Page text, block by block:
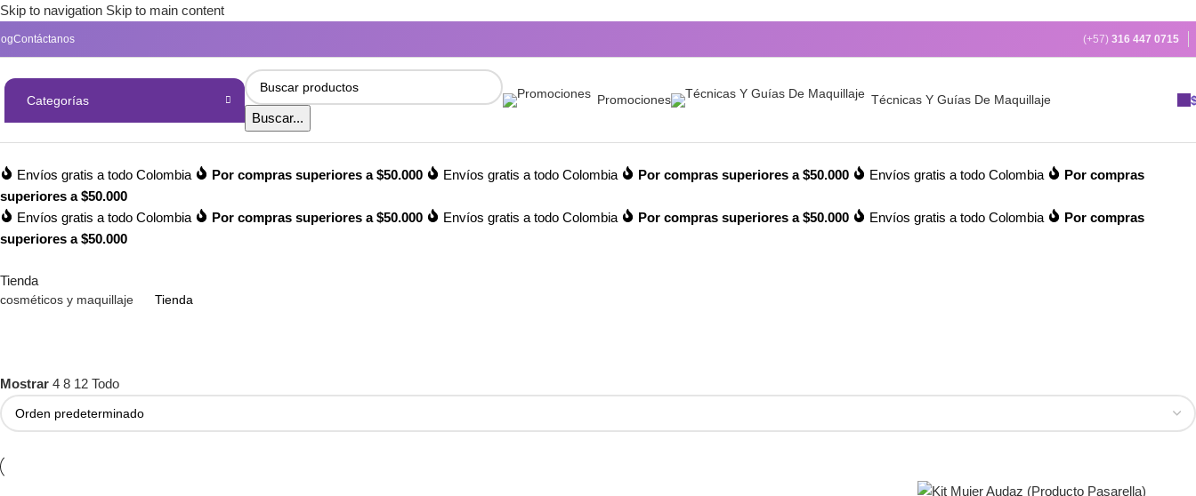
Skip to navigation Skip to main content
Contáctanos (+57) 316 447 0715
Categorías
Buscar...
Promociones Técnicas Y Guías De Maquillaje
Envíos gratis a todo Colombia Por compras superiores a $50.000 Envíos gratis a todo Colombia Por compras superiores a $50.000 Envíos gratis a todo Colombia
Por compras
superiores a $50.000
Envíos gratis a todo Colombia
Por compras superiores a $50.000 Envíos gratis a todo Colombia Por compras superiores a $50.000 Envíos gratis a todo Colombia
Por compras
superiores a $50.000
Tienda
cosméticos y maquillaje Tienda
Mostrar 4 8 12 Todo